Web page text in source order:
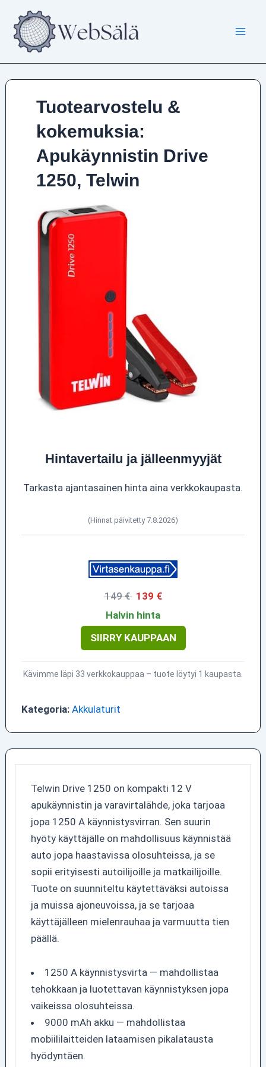
sisältöön
Tuotearvostelu &
kokemuksia:
Apukäynnistin Drive
1250, Telwin
Hintavertailu ja jälleenmyyjät
Tarkasta ajantasainen hinta aina verkkokaupasta.
(Hinnat päivitetty 7.8.2026)
149 € 139 €
Halvin hinta
SIIRRY KAUPPAAN
Kävimme läpi 33 verkkokauppaa – tuote löytyi 1 kaupasta.
Kategoria: Akkulaturit
Telwin Drive 1250 on kompakti 12 V
apukäynnistin ja varavirtalähde, joka tarjoaa
jopa 1250 A käynnistysvirran. Sen suurin
hyöty käyttäjälle on mahdollisuus käynnistää
auto jopa haastavissa olosuhteissa, ja se
sopii erityisesti autoilijoille ja matkailijoille.
Tuote on suunniteltu käytettäväksi autoissa
ja muissa ajoneuvoissa, ja se tarjoaa
käyttäjälleen mielenrauhaa ja varmuutta tien
päällä.
1250 A käynnistysvirta — mahdollistaa
tehokkaan ja luotettavan käynnistyksen jopa
vaikeissa olosuhteissa.
9000 mAh akku — mahdollistaa
mobiililaitteiden lataamisen pikalatausta
hyödyntäen.